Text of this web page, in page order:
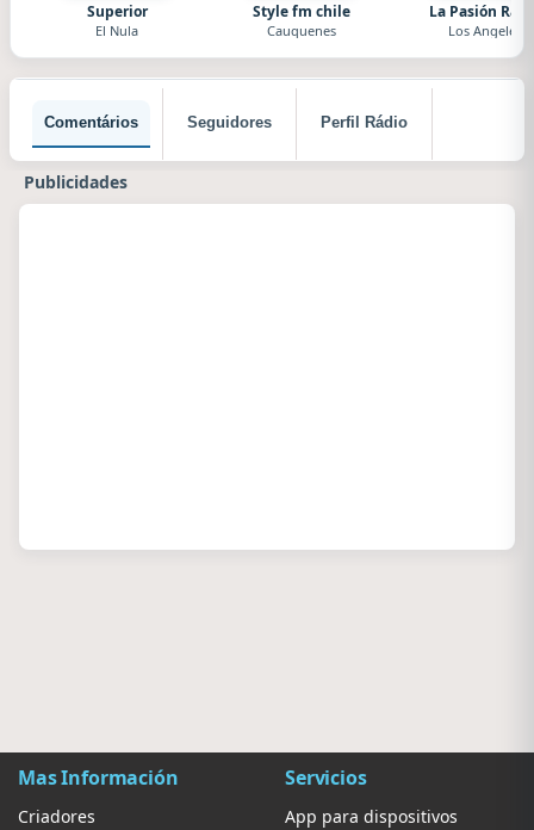
Superior
El Nula
Style fm chile
Cauquenes
La Pasión
Los Angeles
Comentários Seguidores Perfil Rádio
Publicidades
Mas Información
Criadores
Servicios
App para dispositivos